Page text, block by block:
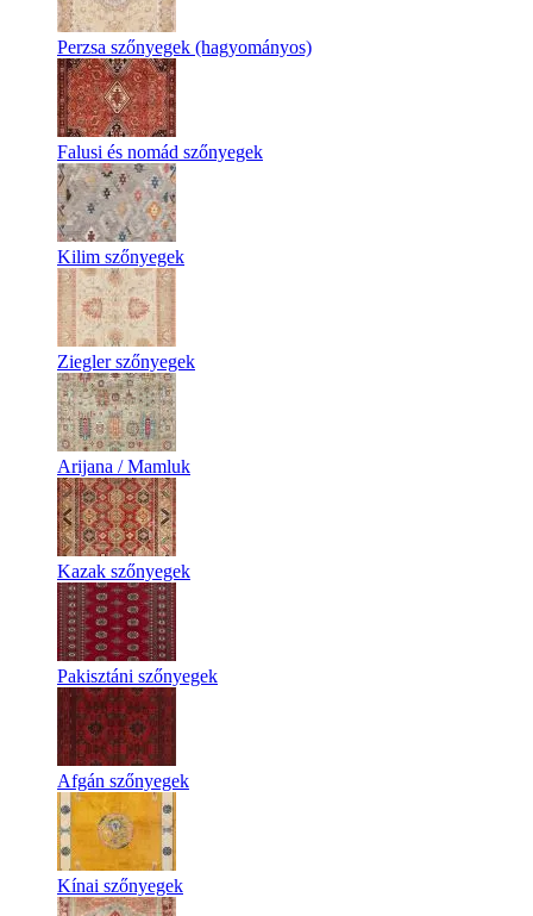
Perzsa szőnyegek (hagyományos)
Falusi és nomád szőnyegek
Kilim szőnyegek
Ziegler szőnyegek
Arijana / Mamluk
Kazak szőnyegek
Pakisztáni szőnyegek
Afgán szőnyegek
Kínai szőnyegek